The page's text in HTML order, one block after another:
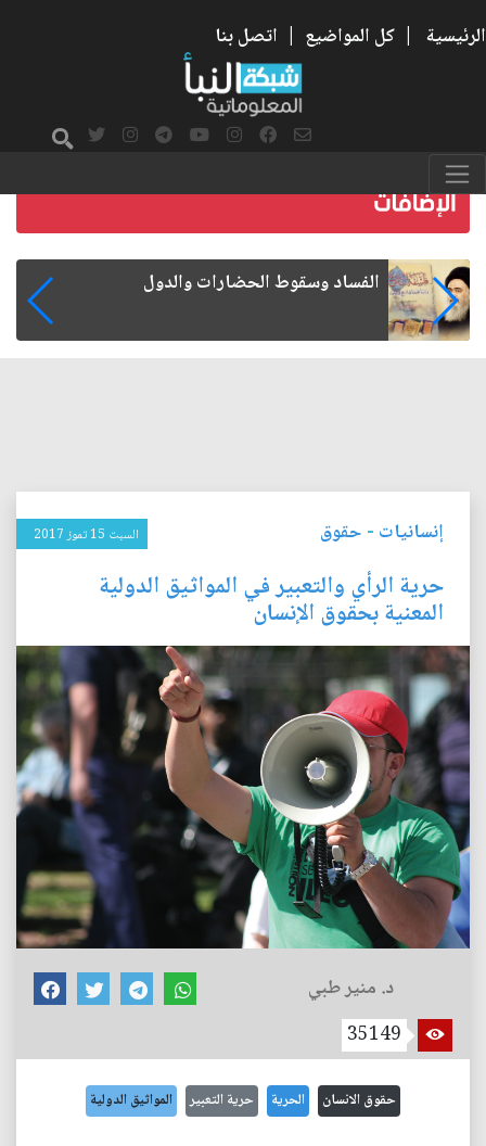
الرئيسية | كل المواضيع | اتصل بنا
رواتب الموظفين على صفيح ساخن
إنسانيات - حقوق السبت 15 تموز 2017
حرية الرأي والتعبير في المواثيق الدولية
المعنية بحقوق الإنسان
د. منير طبي
35149
حقوق الانسان الحرية حرية التعبير المواثيق الدولية